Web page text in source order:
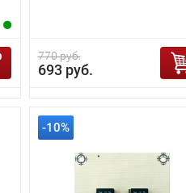
770 руб.
693 руб.
-10%